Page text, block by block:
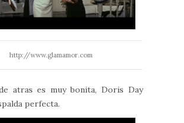
http://www.glamamor.com
atras es muy bonita, Doris Day
perfecta.